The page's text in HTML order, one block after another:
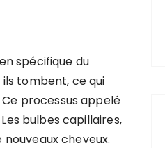
spécifique du
tombent, ce qui
processus appelé
bulbes capillaires,
cheveux.